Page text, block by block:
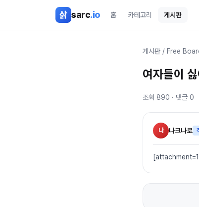
삵 sarc.io 홈 카테고리 게시판
게시판 / Free
여자들이
조회 890 · 댓글 0
나 나크나로